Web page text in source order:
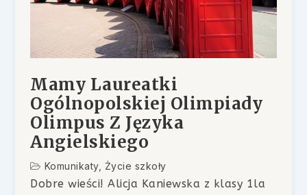
Mamy Laureatki
Ogólnopolskiej Olimpiady
Olimpus Z Języka
Angielskiego
Komunikaty, Życie szkoły
Dobre wieści! Alicja Kaniewska z klasy 1la